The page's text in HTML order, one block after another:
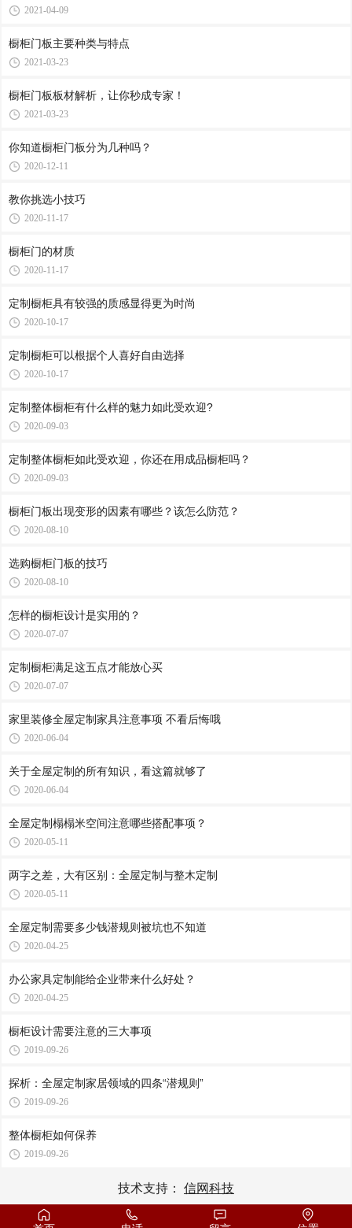
2021-04-09
橱柜门板主要种类与特点
2021-03-23
橱柜门板板材解析，让你秒成专家！
2021-03-23
你知道橱柜门板分为几种吗？
2020-12-11
教你挑选小技巧
2020-11-17
橱柜门的材质
2020-11-17
定制橱柜具有较强的质感显得更为时尚
2020-10-17
定制橱柜可以根据个人喜好自由选择
2020-10-17
定制整体橱柜有什么样的魅力如此受欢迎?
2020-09-03
定制整体橱柜如此受欢迎，你还在用成品橱柜吗？
2020-09-03
橱柜门板出现变形的因素有哪些？该怎么防范？
2020-08-10
选购橱柜门板的技巧
2020-08-10
怎样的橱柜设计是实用的？
2020-07-07
定制橱柜满足这五点才能放心买
2020-07-07
家里装修全屋定制家具注意事项 不看后悔哦
2020-06-04
关于全屋定制的所有知识，看这篇就够了
2020-06-04
全屋定制榻榻米空间注意哪些搭配事项？
2020-05-11
两字之差，大有区别：全屋定制与整木定制
2020-05-11
全屋定制需要多少钱潜规则被坑也不知道
2020-04-25
办公家具定制能给企业带来什么好处？
2020-04-25
橱柜设计需要注意的三大事项
2019-09-26
探析：全屋定制家居领域的四条“潜规则”
2019-09-26
整体橱柜如何保养
2019-09-26
技术支持： 信网科技